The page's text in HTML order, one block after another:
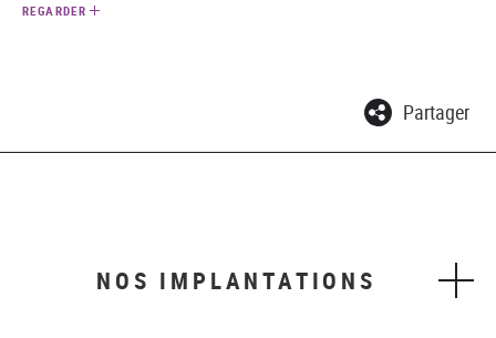
REGARDER
Partager
NOS IMPLANTATIONS